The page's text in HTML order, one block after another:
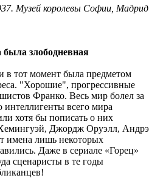
Музей королевы Софии, Мадрид
злободневная
в тот момент была предметом
"Хорошие", прогрессивные
Франко. Весь мир болел за
всего мира
хотя бы пописать о них
Джордж Оруэлл, Андрэ
имена лишь некоторых
Даже в сериале «Горец»
сценаристы в те годы